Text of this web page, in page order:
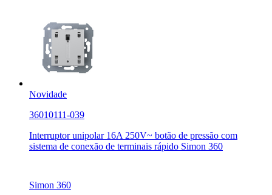
Novidade
36010111-039
Interruptor unipolar 16A 250V~ botão de pressão com
sistema de conexão de terminais rápido Simon 360
Simon 360